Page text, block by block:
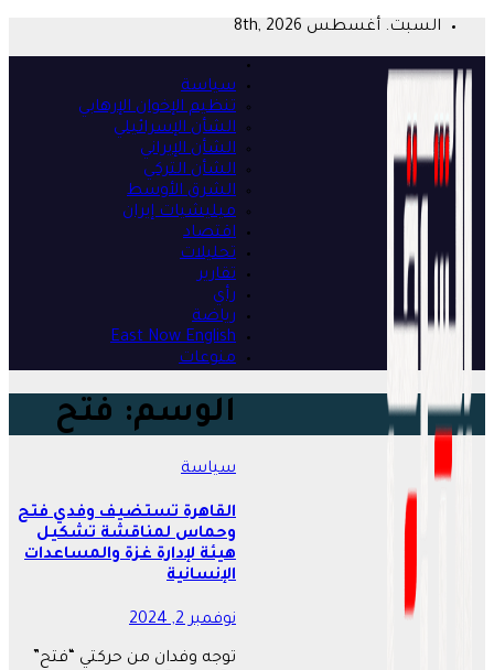
content
السبت. أغسطس 8th, 2026
سياسة
تنظيم الإخوان الإرهابي
الشأن الإسرائيلي
الشأن الإيراني
الشأن التركي
الشرق الأوسط
ميليشيات إيران
اقتصاد
تحليلات
تقارير
رأي
رياضة
East Now English
منوعات
الوسم: فتح
سياسة
القاهرة تستضيف وفدي فتح
وحماس لمناقشة تشكيل
هيئة لإدارة غزة والمساعدات
الإنسانية
نوفمبر 2, 2024
توجه وفدان من حركتي “فتح”